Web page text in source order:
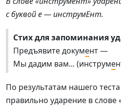
с буквой е — инструмЕнт.
Стих для запоминания
Предъявите документ —
Мы дадим вам... (инструме
По результатам нашего
правильно ударение в слове